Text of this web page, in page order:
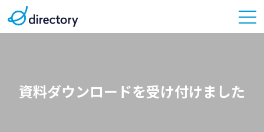
資料ダウンロードを受け付けました